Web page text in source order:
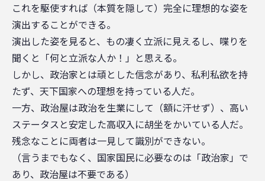
これを駆使すれば（本質を隠して）完全に理想的な姿を
演出することができる。
演出した姿を見ると、もの凄く立派に見えるし、喋りを
聞くと「何と立派な人か！」と思える。
しかし、政治家とは頑とした信念があり、私利私欲を持
たず、天下国家への理想を持っている人だ。
一方、政治屋は政治を生業にして（額に汗せず）、高い
ステータスと安定した高収入に胡坐をかいている人だ。
残念なことに両者は一見して識別ができない。
（言うまでもなく、国家国民に必要なのは「政治家」で
あり、政治屋は不要である）